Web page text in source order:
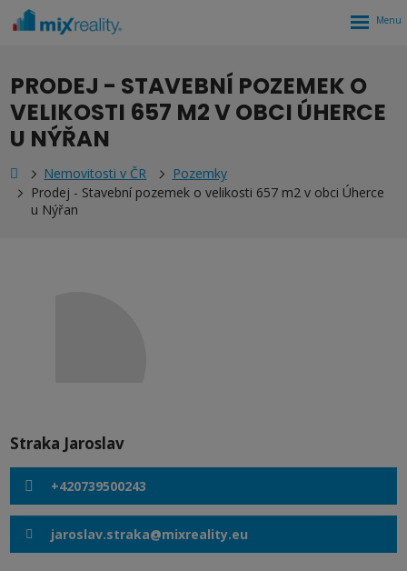
PRODEJ - STAVEBNÍ POZEMEK O
VELIKOSTI 657 M2 V OBCI ÚHERCE
U NÝŘAN
Nemovitosti v ČR
Pozemky
Prodej - Stavební pozemek o velikosti 657 m2 v obci Úherce
u Nýřan
Straka Jaroslav
+420739500243
jaroslav.straka@mixreality.eu